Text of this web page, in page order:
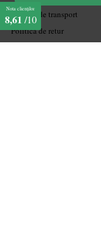
Politica de transport
Politica de retur
Nota clienților
8,61 /10